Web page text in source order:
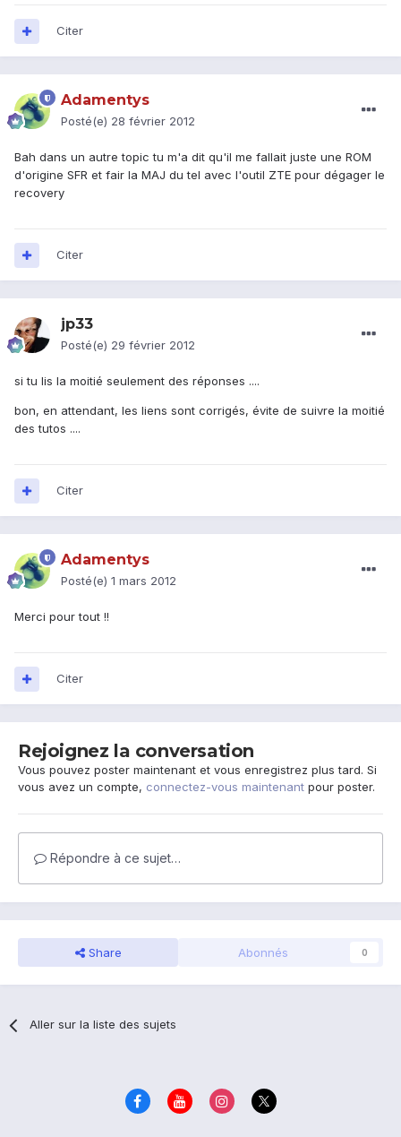
Citer
Adamentys
Posté(e) 28 février 2012
Bah dans un autre topic tu m'a dit qu'il me fallait juste une ROM
d'origine SFR et fair la MAJ du tel avec l'outil ZTE pour dégager le
recovery
Citer
jp33
Posté(e) 29 février 2012
si tu lis la moitié seulement des réponses ....
bon, en attendant, les liens sont corrigés, évite de suivre la moitié
des tutos ....
Citer
Adamentys
Posté(e) 1 mars 2012
Merci pour tout !!
Citer
Rejoignez la conversation
Vous pouvez poster maintenant et vous enregistrez plus tard. Si
vous avez un compte, connectez-vous maintenant pour poster.
Répondre à ce sujet…
Share Abonnés 0
Aller sur la liste des sujets